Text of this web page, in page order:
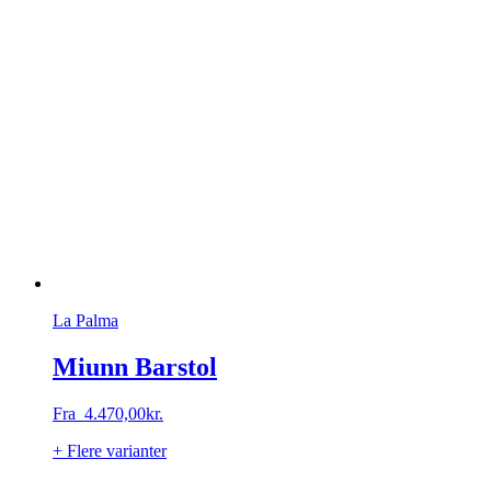
La Palma
Miunn Barstol
Fra 4.470,00kr.
+ Flere varianter